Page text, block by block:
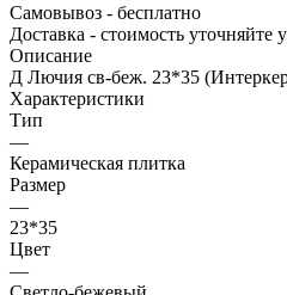
Самовывоз - бесплатно
Доставка - стоимость уточняйте
Описание
Д Лючия св-беж. 23*35
Характеристики
Тип
—
Керамическая плитка
Размер
—
23*35
Цвет
—